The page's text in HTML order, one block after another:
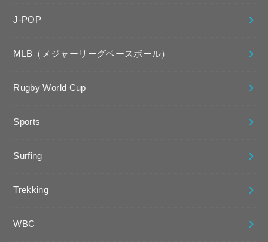
J-POP
MLB（メジャーリーグベースボール）
Rugby World Cup
Sports
Surfing
Trekking
WBC